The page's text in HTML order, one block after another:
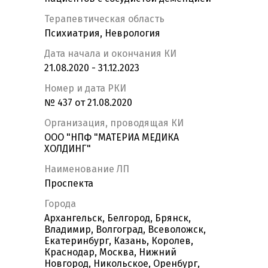
Терапевтическая область
Психиатрия, Неврология
Дата начала и окончания КИ
21.08.2020 - 31.12.2023
Номер и дата РКИ
№ 437 от 21.08.2020
Организация, проводящая КИ
ООО "НПФ "МАТЕРИА МЕДИКА
ХОЛДИНГ"
Наименование ЛП
Проспекта
Города
Архангельск, Белгород, Брянск,
Владимир, Волгоград, Всеволожск,
Екатеринбург, Казань, Королев,
Краснодар, Москва, Нижний
Новгород, Никольское, Оренбург,